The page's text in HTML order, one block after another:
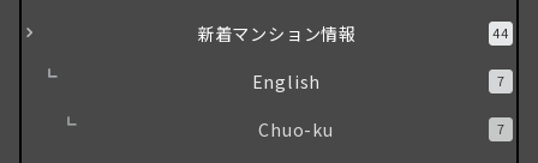
新着マンション情報 44
English 7
Chuo-ku 7